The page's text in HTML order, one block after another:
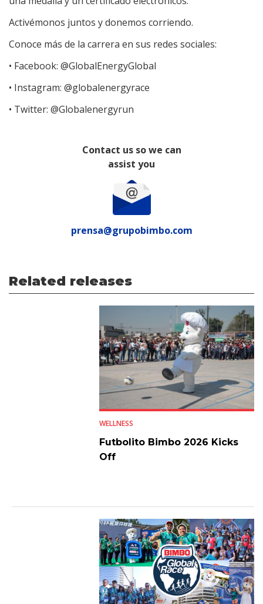
Activémonos juntos y donemos corriendo.
Conoce más de la carrera en sus redes sociales:
• Facebook: @GlobalEnergyGlobal
• Instagram: @globalenergyrace
• Twitter: @Globalenergyrun
Contact us so we can
assist you
prensa@grupobimbo.com
Related releases
WELLNESS
Futbolito Bimbo 2026 Kicks
Off